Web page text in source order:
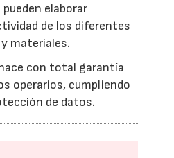
elaborar
de los diferentes
materiales.
con total garantía
operarios, cumpliendo
de datos.